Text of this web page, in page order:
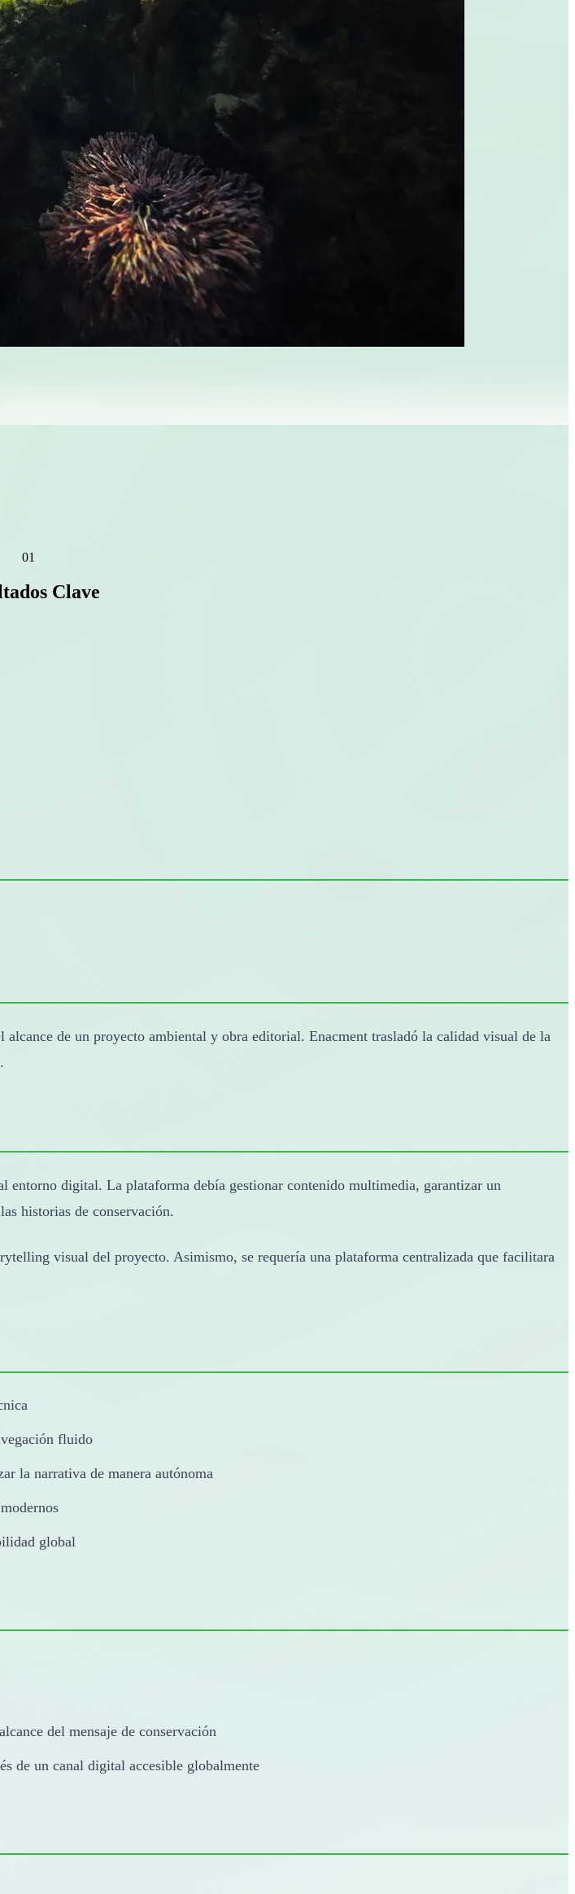
01
Clave
de un proyecto ambiental y obra editorial. Enacment trasladó la calidad visual de la
digital. La plataforma debía gestionar contenido multimedia, garantizar un
historias de conservación.
visual del proyecto. Asimismo, se requería una plataforma centralizada que facilitara
fluido
la narrativa de manera autónoma
global
del mensaje de conservación
de un canal digital accesible globalmente